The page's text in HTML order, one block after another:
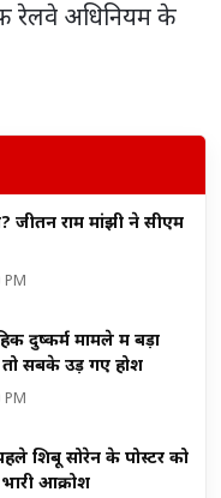
रेलवे अधिनियम के
जीतन राम मांझी ने सीएम
PM
दुष्कर्म मामले में बड़ा
तो सबके उड़ गए होश
PM
शिबू सोरेन के पोस्टर को
आक्रोश